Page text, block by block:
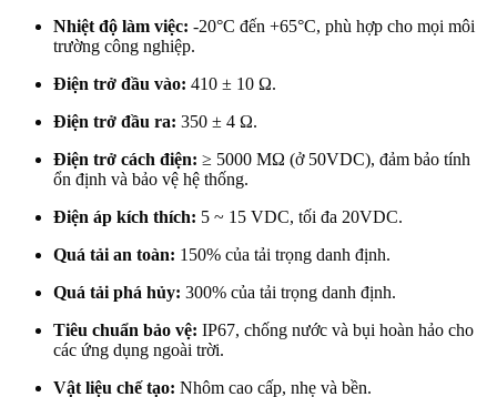
Nhiệt độ làm việc: -20°C đến +65°C, phù hợp cho mọi môi
trường công nghiệp.
Điện trở đầu vào: 410 ± 10 Ω.
Điện trở đầu ra: 350 ± 4 Ω.
Điện trở cách điện: ≥ 5000 MΩ (ở 50VDC), đảm bảo tính
ổn định và bảo vệ hệ thống.
Điện áp kích thích: 5 ~ 15 VDC, tối đa 20VDC.
Quá tải an toàn: 150% của tải trọng danh định.
Quá tải phá hủy: 300% của tải trọng danh định.
Tiêu chuẩn bảo vệ: IP67, chống nước và bụi hoàn hảo cho
các ứng dụng ngoài trời.
Vật liệu chế tạo: Nhôm cao cấp, nhẹ và bền.